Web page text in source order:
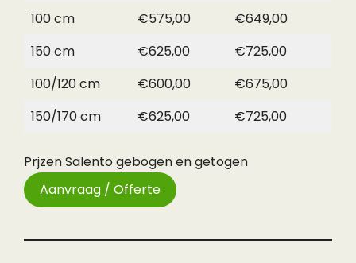
100 cm
€575,00
€649,00
150 cm
€625,00
€725,00
100/120 cm
€600,00
€675,00
150/170 cm
€625,00 €725,00
Prjzen Salento gebogen en getogen
Aanvraag / Offerte